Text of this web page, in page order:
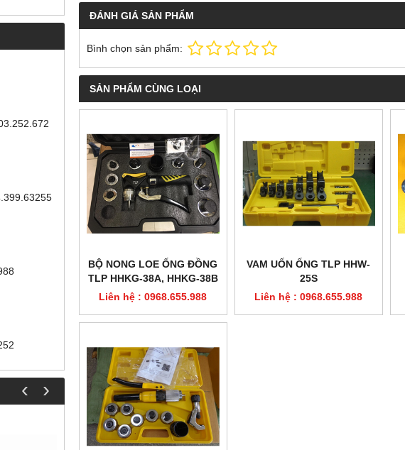
‹ ›
ĐÁNH GIÁ SẢN PHẨM
Bình chọn sản phẩm:
SẢN PHẨM CÙNG LOẠI
BỘ NONG LOE ỐNG ĐỒNG
TLP HHKG-38A, HHKG-38B
Liên hệ : 0968.655.988
VAM UỐN ỐNG TLP HHW-
25S
Liên hệ : 0968.655.988